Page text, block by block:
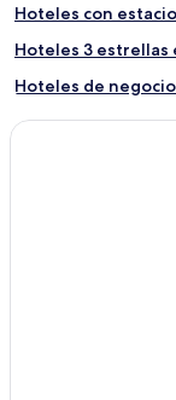
Hoteles con
Hoteles 3 estrellas
Hoteles de
Hoteles en Centro